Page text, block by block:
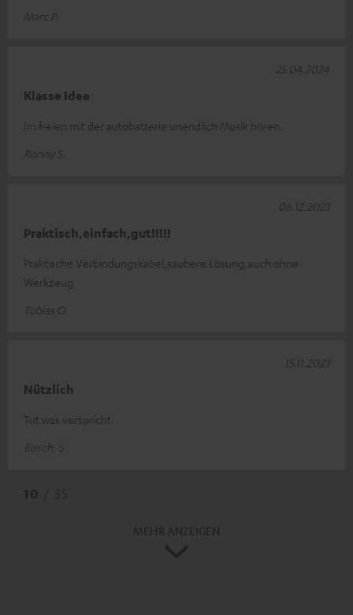
Marc P.
Klasse Idee
Im freien mit der autobatterie unendlich Musik hören.
Ronny S.
25.04.2024
Praktisch,einfach,gut!!!!!
Praktische Verbindungskabel,saubere Lösung,auch ohne
Werkzeug
Tobias O.
06.12.2023
Nützlich
Tut was verspricht.
Busch, S.
15.11.2023